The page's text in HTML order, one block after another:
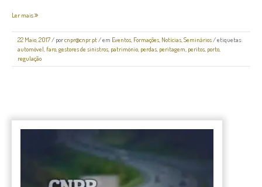
Ler mais
22 Maio, 2017/ porcnpr@cnpr.pt/ em Eventos, Formações, Notícias,Seminários/ etiquetas:
automóvel, faro,gestores de sinistros, património, perdas, peritagem, peritos, porto,
regulação